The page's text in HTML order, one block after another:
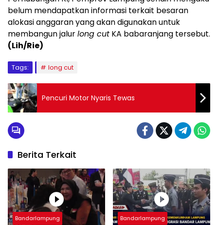
belum mendapatkan informasi terkait besaran
alokasi anggaran yang akan digunakan untuk
membangun jalurlong cut KA babaranjang tersebut.
(Lih/Rie)
Tags: long cut
Pencuri Motor Nyaris Tewas
Berita Terkait
Bandarlampung Bandarlampung